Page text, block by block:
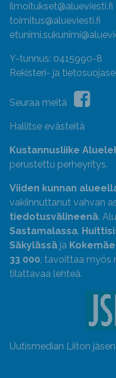
ilmoitukset@alueviesti.fi
toimitus@alueviesti.fi
Y-tunnus: 0415990-8
Rekisteri- ja
Seuraa meitä
Hallitse evästeitä
Kustannusliike
perustettu perheyritys.
Viiden kunnan
vakiinnuttanut vahvan
tiedotusvälineenä.
Sastamalassa,
Säkylässä ja
33 000, tavoittaa myös
tilattavaa lehteä.
Uutismedian Liiton